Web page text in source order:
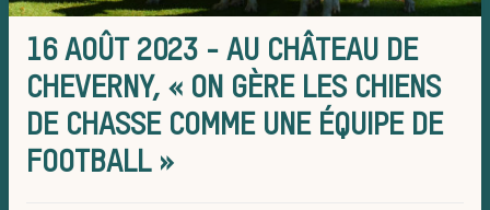
équipage
Règles et
16 AOÛT 2023 - AU CHÂTEAU DE
CHEVERNY, « ON GÈRE LES CHIENS
DE CHASSE COMME UNE ÉQUIPE DE
FOOTBALL »